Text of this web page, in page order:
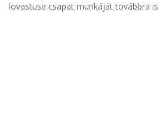
lovastusa csapat munkáját továbbra